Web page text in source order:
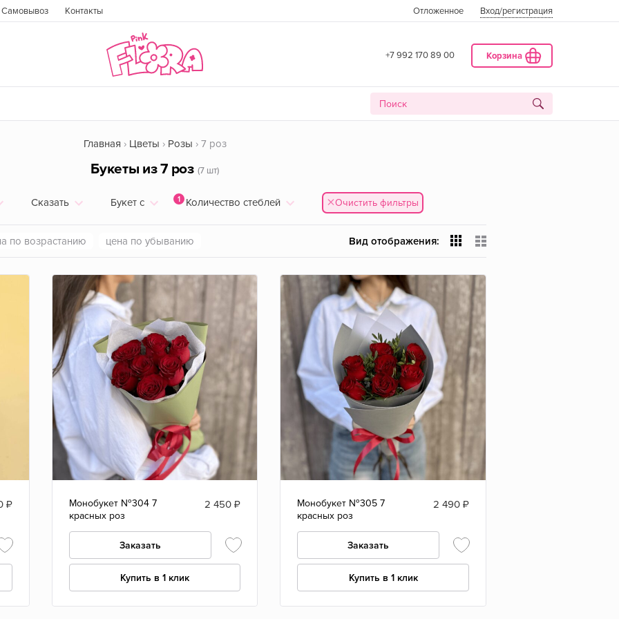
Самовывоз Контакты Отложенное Вход/регистрация
+7 992 170 89 00 Корзина
Главная Цветы Розы 7 роз
Букеты из 7 роз (7 шт)
Сказать Букет с Количество стеблей
1 ×Очистить фильтры
по возрастанию цена по убыванию Вид отображения:
₽
Монобукет №304 7
красных роз
2 450 ₽
Заказать
Купить в 1 клик
Монобукет №305 7
красных роз
2 490₽
Заказать
Купить в 1 клик